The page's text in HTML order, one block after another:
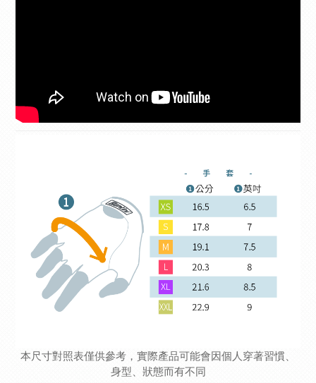
本尺寸對照表僅供參考，實際產品可能會因個人穿著習慣、
身型、狀態而有不同